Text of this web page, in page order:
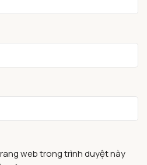
web trong trình duyệt này